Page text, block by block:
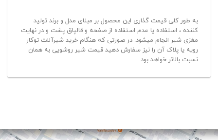
به طور کلی قیمت گذاری این محصول بر مبنای مدل و برند تولید
کننده ، استفاده یا عدم استفاده از صفحه و قالپاق پشت و در نهایت
مغزی شیر انجام میشود. در صورتی که هنگام خرید شیرآلات توکار
رویه یا پلاک آن را نیز سفارش دهید قیمت شیر روشویی به همان
نسبت بالاتر خواهد بود.